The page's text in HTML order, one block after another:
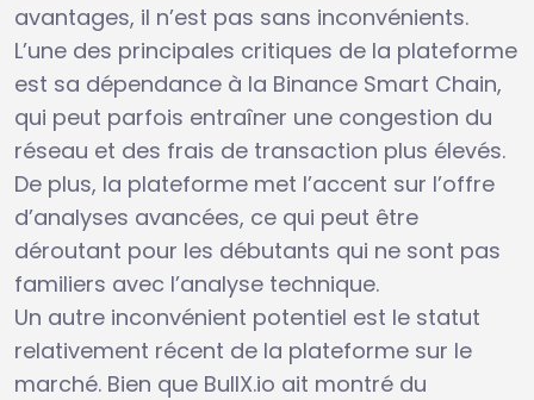
avantages, il n’est pas sans inconvénients.
L’une des principales critiques de la plateforme
est sa dépendance à la Binance Smart Chain,
qui peut parfois entraîner une congestion du
réseau et des frais de transaction plus élevés.
De plus, la plateforme met l’accent sur l’offre
d’analyses avancées, ce qui peut être
déroutant pour les débutants qui ne sont pas
familiers avec l’analyse technique.
Un autre inconvénient potentiel est le statut
relativement récent de la plateforme sur le
marché. Bien que BullX.io ait montré du